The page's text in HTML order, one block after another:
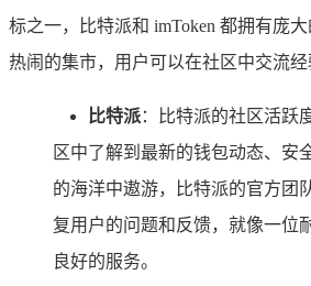
标之一，比特派和 imToken 都拥有庞
热闹的集市，用户可以在社区中交流经
比特派：比特派的社区活跃
区中了解到最新的钱包动态、安
的海洋中遨游，比特派的官方团
复用户的问题和反馈，就像一位
良好的服务。